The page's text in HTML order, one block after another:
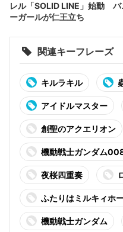
レル「SOLID LINE」始動 バ
ーガールが仁王立ち
関連キーフレーズ
キルラキル
アイドルマスター
創聖のアクエリオン
機動戦士ガンダム
夜桜四重奏
ふたりはミルキィホ
機動戦士ガンダム